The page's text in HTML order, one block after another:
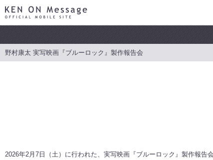
野村康太 実写映画『ブルーロック』製作報告会
2026年2月7日（土）に行われた、実写映画『ブルーロック』製作報告